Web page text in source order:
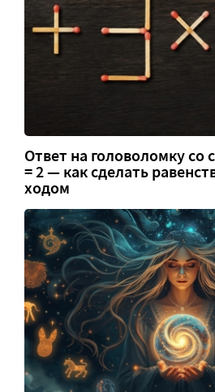
Ответ на головоломку со
= 2 — как сделать
ходом